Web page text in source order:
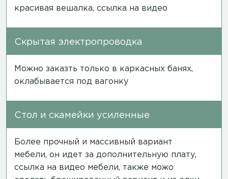
красивая вешалка, ссылка на видео
Скрытая электропроводка
Можно заказть только в каркасных банях,
оклабывается под вагонку
Стол и скамейки усиленные
Более прочный и массивный вариант
мебели, он идет за дополнительную плату,
ссылка на видео мебели, также можо